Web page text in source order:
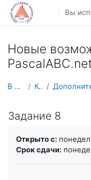
Перейти к основному
Вы
Новые
В начало Курсы
Задание 8
Открыто с:
Срок сдачи: